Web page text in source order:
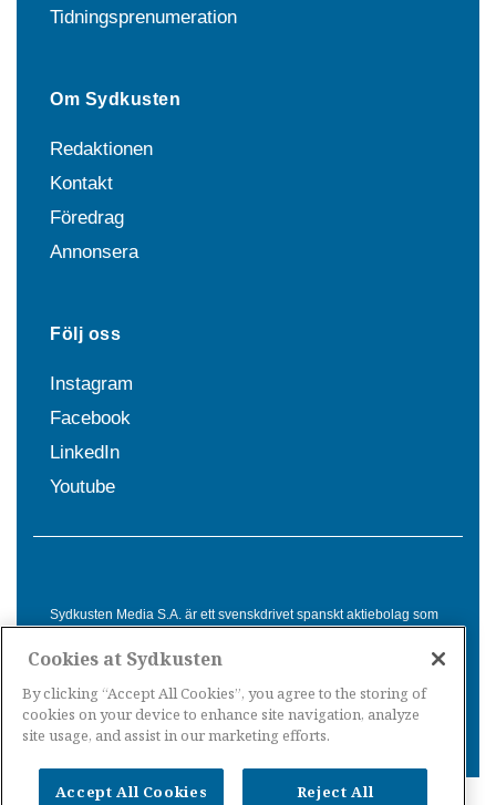
Tidningsprenumeration
Om Sydkusten
Redaktionen
Kontakt
Föredrag
Annonsera
Följ oss
Instagram
Facebook
LinkedIn
Youtube
Sydkusten Media S.A. är ett svenskdrivet spanskt aktiebolag som
Spanien. Genom nyhetsbevakning av hela Spanien, med bas på
informationsförmedling för svenskar i Spanien.
Cookies at Sydkusten
By clicking “Accept All Cookies”, you agree to the storing of
cookies on your device to enhance site navigation, analyze
site usage, and assist in our marketing efforts.
Accept All Cookies Reject All